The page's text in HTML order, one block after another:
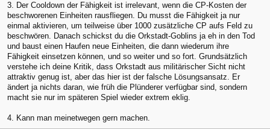
3. Der Cooldown der Fähigkeit ist irrelevant, wenn die CP-Kosten der
beschworenen Einheiten rausfliegen. Du musst die Fähigkeit ja nur
einmal aktivieren, um teilweise über 1000 zusätzliche CP aufs Feld zu
beschwören. Danach schickst du die Orkstadt-Goblins ja eh in den Tod
und baust einen Haufen neue Einheiten, die dann wiederum ihre
Fähigkeit einsetzen können, und so weiter und so fort. Grundsätzlich
verstehe ich deine Kritik, dass Orkstadt aus militärischer Sicht nicht
attraktiv genug ist, aber das hier ist der falsche Lösungsansatz. Er
ändert ja nichts daran, wie früh die Plünderer verfügbar sind, sondern
macht sie nur im späteren Spiel wieder extrem eklig.
4. Kann man meinetwegen gern machen.